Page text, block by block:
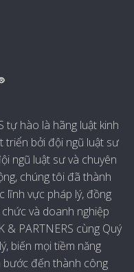
tự hào là hãng luật kinh
triển bởi đội ngũ luật sư
ngũ luật sư và chuyên
chúng tôi đã thành
lĩnh vực pháp lý, đồng
và doanh nghiệp
PARTNERS cùng Quý
biến mọi tiềm năng
bước đến thành công